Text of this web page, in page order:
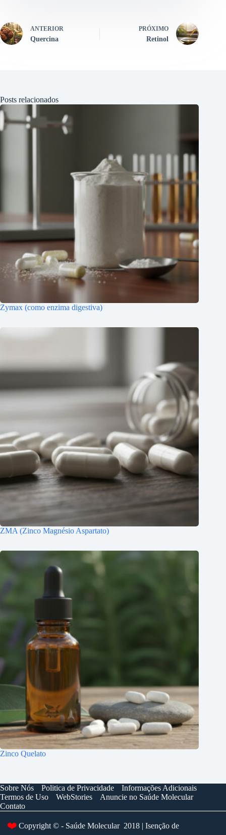
ANTERIOR
Quercina
PRÓXIMO
Retinol
Posts relacionados
Zymax (como enzima digestiva)
ZMA (Zinco Magnésio Aspartato)
Zinco Quelato
Sobre Nós Politica de Privacidade
Informações Adicionais
Termos de Uso
WebStories
Anuncie no Saúde Molecular
Contato
❤️ Copyright © - Saúde Molecular 2018 | Isenção de